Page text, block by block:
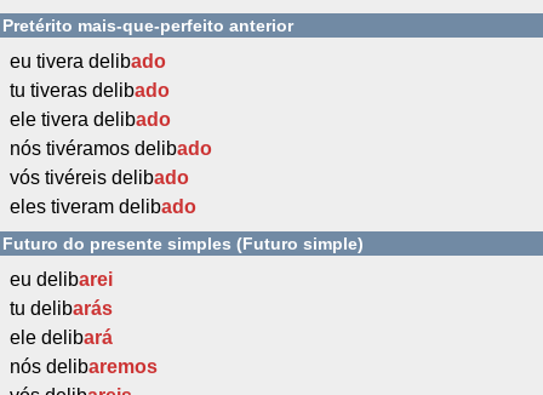
Pretérito mais-que-perfeito anterior
eu tivera delibado
tu tiveras delibado
ele tivera delibado
nós tivéramos delibado
vós tivéreis delibado
eles tiveram delibado
Futuro do presente simples (Futuro simple)
eu delibarei
tu delibarás
ele delibará
nós delibaremos